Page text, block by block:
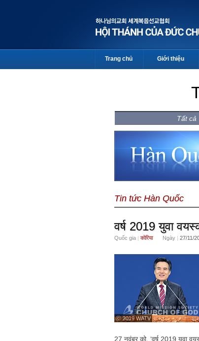
Trang chủ Giới thiệu
Tất cả
Tin tức Hàn Quốc
वर्ष 2019 युवा
Quốc gia | कोरिया Ngày | 27/11/
ⓒ 2019 WATV
27 नवंबर को, ‘वर्ष 2019 युवा